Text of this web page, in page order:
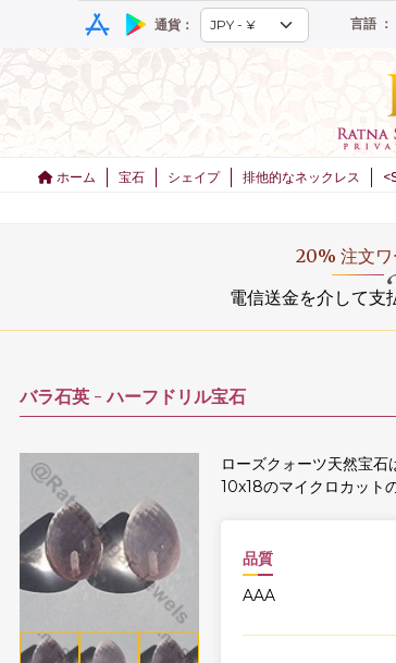
通貨： 言語 ：
ホーム 宝石 シェイプ 排他的なネックレス
20% 注文
電信送金を介して支
バラ石英 - ハーフドリル宝石
ローズクォーツ天然宝
10x18のマイクロカット
品質
AAA